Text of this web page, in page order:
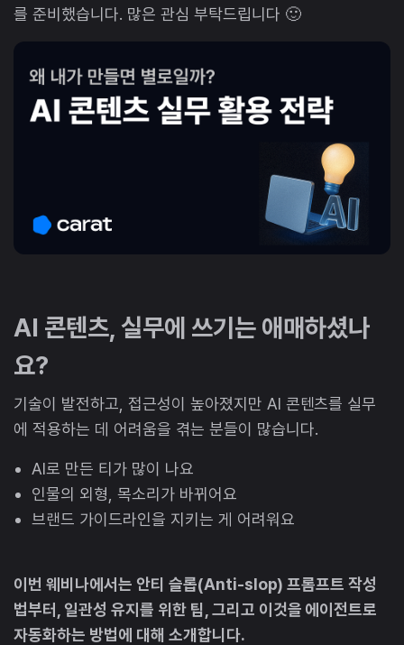
를 준비했습니다. 많은 관심 부탁드립니다 🙂
AI 콘텐츠, 실무에 쓰기는 애매하셨나
요?
기술이 발전하고, 접근성이 높아졌지만 AI 콘텐츠를 실무
에 적용하는 데 어려움을 겪는 분들이 많습니다.
AI로 만든 티가 많이 나요
인물의 외형, 목소리가 바뀌어요
브랜드 가이드라인을 지키는 게 어려워요
이번 웨비나에서는 안티 슬롭(Anti-slop) 프롬프트 작성
법부터, 일관성 유지를 위한 팁, 그리고 이것을 에이전트로
자동화하는 방법에 대해 소개합니다.